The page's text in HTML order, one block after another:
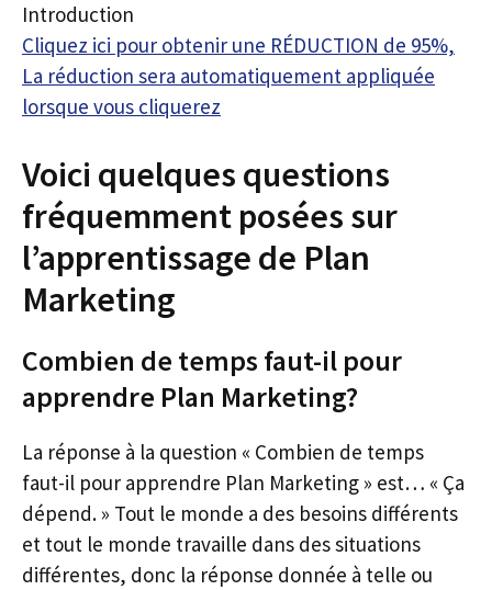
Introduction
Cliquez ici pour obtenir une RÉDUCTION de 95%,
La réduction sera automatiquement appliquée
lorsque vous cliquerez
Voici quelques questions
fréquemment posées sur
l’apprentissage de Plan
Marketing
Combien de temps faut-il pour
apprendre Plan Marketing?
La réponse à la question « Combien de temps
faut-il pour apprendre Plan Marketing » est… « Ça
dépend. » Tout le monde a des besoins différents
et tout le monde travaille dans des situations
différentes, donc la réponse donnée à telle ou